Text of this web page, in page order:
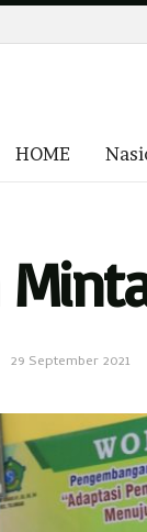
HOME
29 September 2021